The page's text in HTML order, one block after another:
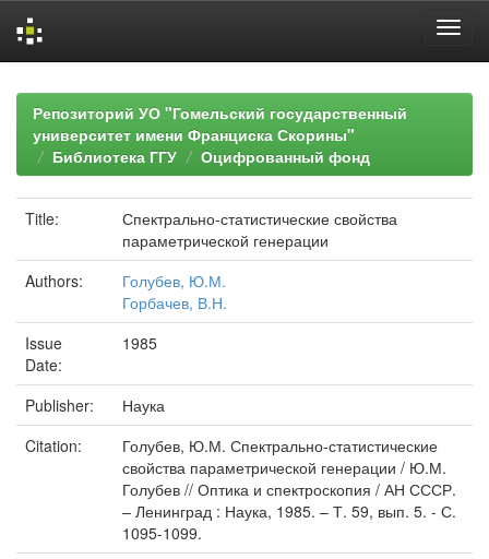
navigationРепозиторий УО "Гомельский государственный
университет имени Франциска Скорины"
Библиотека ГГУ
Оцифрованный фонд
Title:
Спектрально-статистические свойства
параметрической генерации
Authors:
Голубев, Ю.М.
Горбачев, В.Н.
Issue
Date:
1985
Publisher:
Наука
Citation:
Голубев, Ю.М. Спектрально-статистические
свойства параметрической генерации / Ю.М.
Голубев // Оптика и спектроскопия / АН СССР.
– Ленинград : Наука, 1985. – Т. 59, вып. 5. - С.
1095-1099.